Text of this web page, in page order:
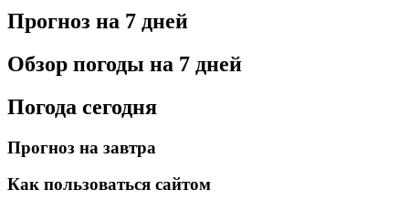
Прогноз на 7 дней
Обзор погоды на 7 дней
Погода сегодня
Прогноз на завтра
Как пользоваться сайтом